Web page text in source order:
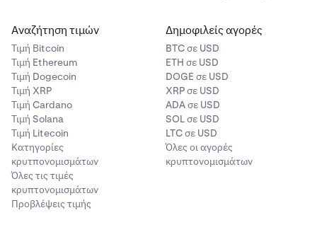
Αναζήτηση τιμών
Τιμή Βitcoin
Τιμή Ethereum
Τιμή Dogecoin
Τιμή XRP
Τιμή Cardano
Τιμή Solana
Τιμή Litecoin
Κατηγορίες
κρυτπονομισμάτων
Όλες τις τιμές
κρυπτονομισμάτων
Προβλέψεις τιμής
Δημοφιλείς αγορές
BTC σε USD
ETH σε USD
DOGE σε USD
XRP σε USD
ADA σε USD
SOL σε USD
LTC σε USD
Όλες οι αγορές
κρυπτονομισμάτων